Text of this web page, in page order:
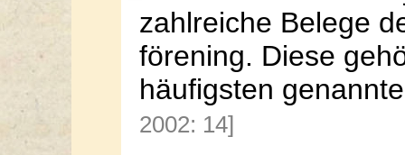
zahlreiche Belege
förening. Diese
häufigsten
2002: 14]